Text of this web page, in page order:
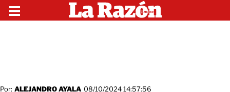
Por: ALEJANDRO AYALA 08/10/2024 14:57:56